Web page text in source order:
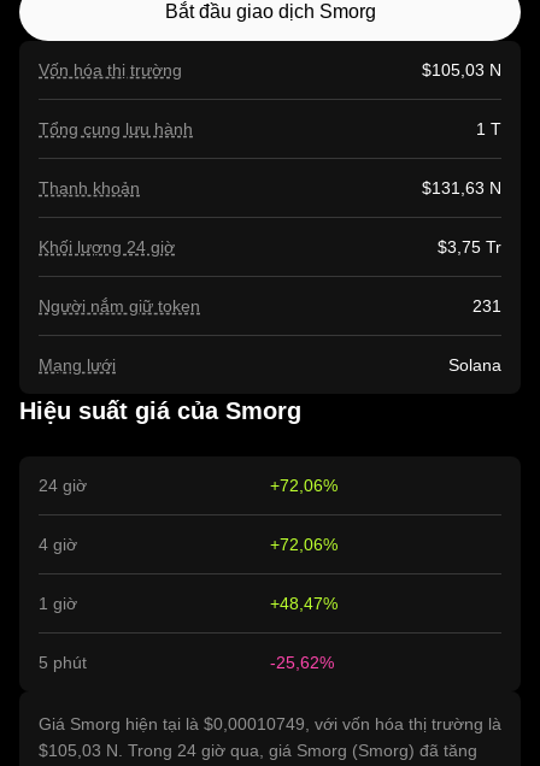
Vốn hóa thị trường $105,03 N
Tổng cung lưu hành 1 T
Thanh khoản $131,63 N
Khối lượng 24 giờ $3,75 Tr
Người nắm giữ token 231
Mạng lưới Solana
Bắt đầu giao dịch Smorg
Hiệu suất giá của Smorg
24 giờ +72,06%
4 giờ +72,06%
1 giờ +48,47%
5 phút -25,62%
Giá Smorg hiện tại là $0,00010749, với vốn hóa thị trường là
$105,03 N. Trong 24 giờ qua, giá Smorg (Smorg) đã tăng